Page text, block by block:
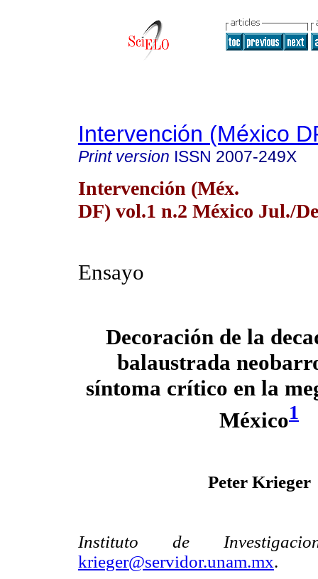
Intervención (México
Print version ISSN 2007-249X
Intervención (Méx.
DF) vol.1 n.2 México Jul./
Ensayo
Decoración de la
balaustrada
síntoma crítico en la
México1
Peter Krieger
Instituto de
krieger@servidor.unam.mx.